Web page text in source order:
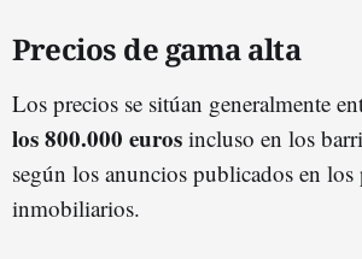
Precios de gama alta
Los precios se sitúan generalmente
los 800.000 euros incluso en los
según los anuncios publicados en los
inmobiliarios.